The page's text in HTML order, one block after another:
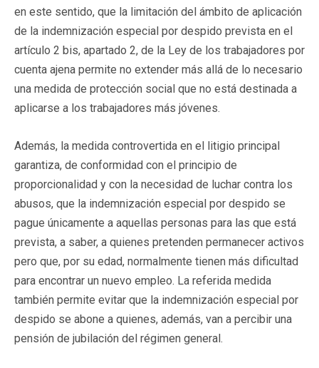
en este sentido, que la limitación del ámbito de aplicación
de la indemnización especial por despido prevista en el
artículo 2 bis, apartado 2, de la Ley de los trabajadores por
cuenta ajena permite no extender más allá de lo necesario
una medida de protección social que no está destinada a
aplicarse a los trabajadores más jóvenes.
Además, la medida controvertida en el litigio principal
garantiza, de conformidad con el principio de
proporcionalidad y con la necesidad de luchar contra los
abusos, que la indemnización especial por despido se
pague únicamente a aquellas personas para las que está
prevista, a saber, a quienes pretenden permanecer activos
pero que, por su edad, normalmente tienen más dificultad
para encontrar un nuevo empleo. La referida medida
también permite evitar que la indemnización especial por
despido se abone a quienes, además, van a percibir una
pensión de jubilación del régimen general.